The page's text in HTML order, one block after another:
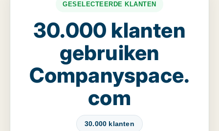
GESELECTEERDE KLANTEN
30.000 klanten
gebruiken
Companyspace.
com
30.000 klanten